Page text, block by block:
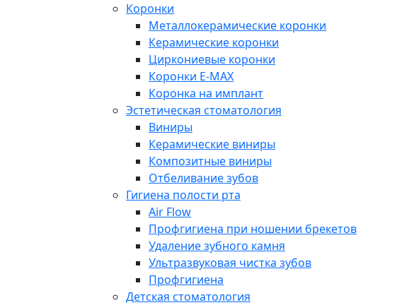
Коронки
Металлокерамические коронки
Керамические коронки
Циркониевые коронки
Коронки E-MAX
Коронка на имплант
Эстетическая стоматология
Виниры
Керамические виниры
Композитные виниры
Отбеливание зубов
Гигиена полости рта
Air Flow
Профгигиена при ношении брекетов
Удаление зубного камня
Ультразвуковая чистка зубов
Профгигиена
Детская стоматология